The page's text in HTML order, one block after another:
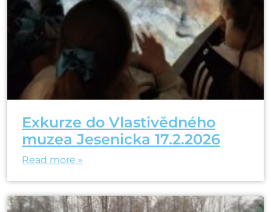
Exkurze do Vlastivědného
muzea Jesenicka 17.2.2026
Read more »